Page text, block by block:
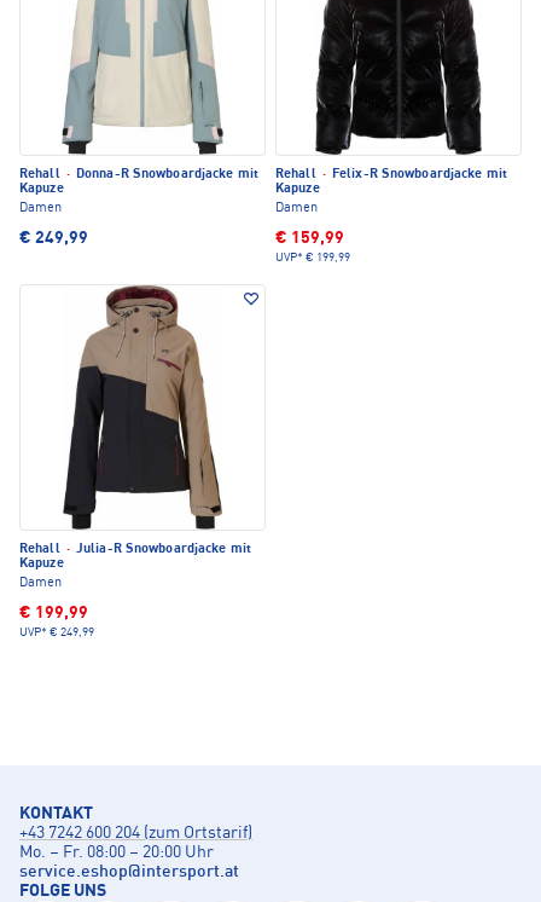
Rehall · Donna-R Snowboardjacke mit
Kapuze
Damen
€ 249,99
Rehall · Felix-R Snowboardjacke mit
Kapuze
Damen
€ 159,99
UVP* € 199,99
Rehall · Julia-R Snowboardjacke mit
Kapuze
Damen
€ 199,99
UVP* € 249,99
KONTAKT
+43 7242 600 204 (zum Ortstarif)
Mo. – Fr. 08:00 – 20:00 Uhr
service.eshop@intersport.at
FOLGE UNS